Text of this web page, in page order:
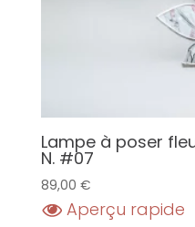
Lampe à poser
N. #07
89,00 €
Aperçu rapide